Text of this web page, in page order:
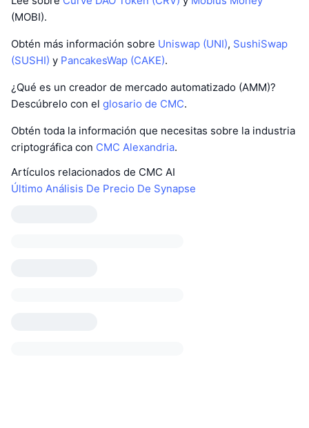
(MOBI).
Obtén más información sobre Uniswap (UNI), SushiSwap
(SUSHI) y PancakesWap (CAKE).
¿Qué es un creador de mercado automatizado (AMM)?
Descúbrelo con el glosario de CMC.
Obtén toda la información que necesitas sobre la industria
criptográfica con CMC Alexandria.
Artículos relacionados de CMC AI
Último Análisis De Precio De Synapse